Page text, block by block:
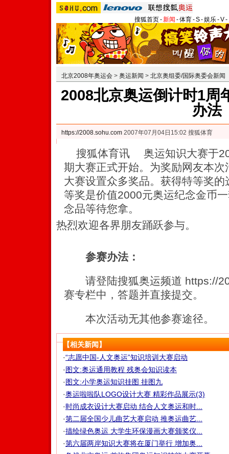
搜狐首页-新闻 -体育-S-娱乐-V-
北京2008年奥运会 > 奥运新闻 > 北京奥组委/国际奥委会新闻
2008北京奥运倒计时1周
办法
https://2008.sohu.com 2007年07月04日15:02 搜狐体育
搜狐体育讯 奥运知识大赛于
期大赛正式开始。为奖励网友本
大赛设置众多奖品。获得特等奖
等奖是价值2000元奥运纪念金币
念品等待您拿。
热烈欢迎各界朋友踊跃参与。
参赛办法：
请登陆搜狐奥运频道 https://
赛专栏中，答题并直接提交。
本次活动无其他参赛途径。
【相关新闻】
·“志愿中国-人文奥运”知识培训大赛启动
·图文:奥运通用教程 残奥会知识读本
·图文:小学奥运知识挂图 挂图九
·奥运啦啦队LOGO设计大赛 精彩作品展示(3)
·时尚成衣设计大赛启动 结合人文奥运和时...
·第二届全国少儿曲艺大赛启动 推奥运曲艺...
·描绘绿色奥运 大学生环保漫画大赛颁奖仪...
·第六届两岸知识大赛将在厦门举行 增加奥...